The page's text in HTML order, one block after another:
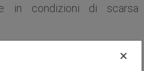
in condizioni di scarsa
×